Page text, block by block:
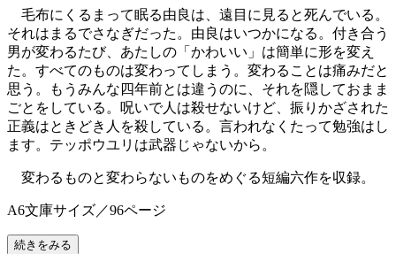
毛布にくるまって眠る由良は、遠目に見ると死んでいる。
それはまるでさなぎだった。由良はいつかになる。付き合う
男が変わるたび、あたしの「かわいい」は簡単に形を変え
た。すべてのものは変わってしまう。変わることは痛みだと
思う。もうみんな四年前とは違うのに、それを隠しておまま
ごとをしている。呪いで人は殺せないけど、振りかざされた
正義はときどき人を殺している。言われなくたって勉強はし
ます。テッポウユリは武器じゃないから。
変わるものと変わらないものをめぐる短編六作を収録。
A6文庫サイズ／96ページ
続きをみる